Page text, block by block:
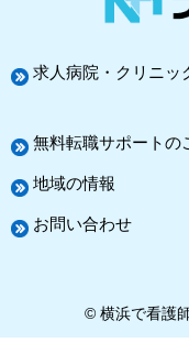
求人病院・クリニッ
無料転職サポートの
地域の情報
お問い合わせ
© 横浜で看護